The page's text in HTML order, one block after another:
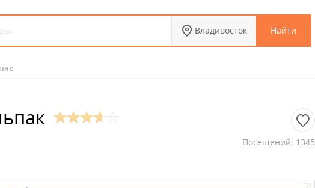
Владивосток Найти
Посещений: 1345